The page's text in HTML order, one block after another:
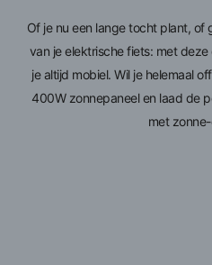
Of je nu een lange tocht plant, of
van je elektrische fiets: met
je altijd mobiel. Wil je helemaal
400W zonnepaneel en laad de
met